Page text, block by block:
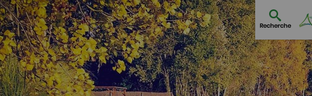
Recherche